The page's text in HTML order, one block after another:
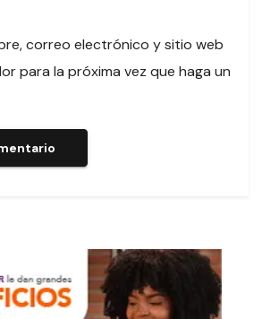
correo electrónico y sitio web
para la próxima vez que haga un